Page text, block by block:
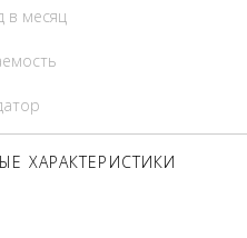
в месяц
ХАРАКТЕРИСТИКИ